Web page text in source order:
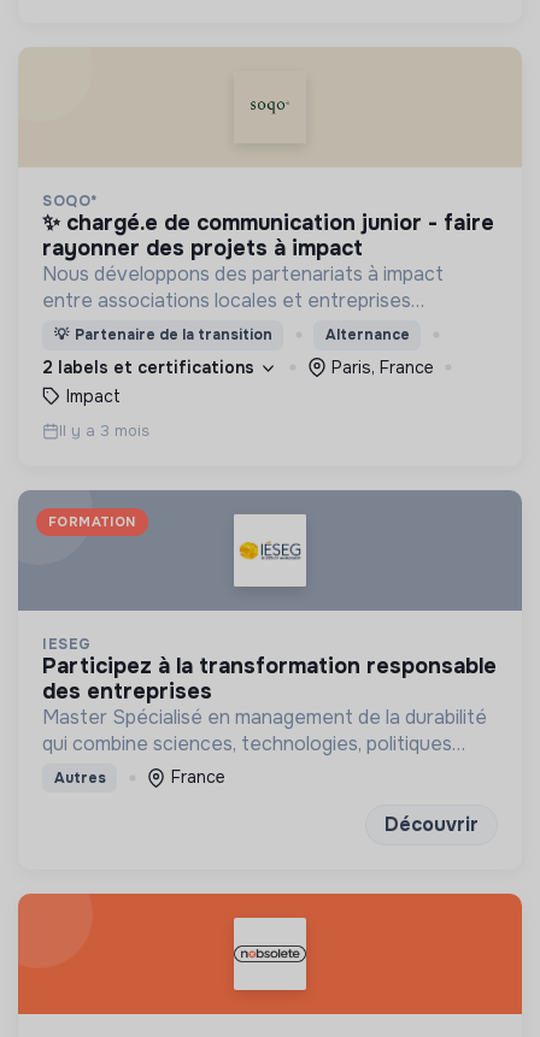
SOQO*
✨ chargé.e de communication junior - faire
rayonner des projets à impact
Nous développons des partenariats à impact
entre associations locales et entreprises
engagées ! Join us if you want to make sense
everyday 😊
💡 Partenaire de la transition Alternance
2 labels et certifications
Paris, France
Impact
Il y a 3 mois
FORMATION
IESEG
participez à la transformation responsable
des entreprises
Master Spécialisé en management de la durabilité
qui combine sciences, technologies, politiques
publiques et management
Autres France
Découvrir